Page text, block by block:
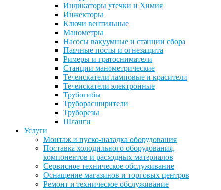
Индикаторы утечки и Химия
Инжекторы
Ключи вентильные
Манометры
Насосы вакуумные и станции сбора
Паячные посты и огнезащита
Римеры и гратосниматели
Станции манометрические
Течеискатели ламповые и красители
Течеискатели электронные
Трубогибы
Труборасширители
Труборезы
Шланги
Услуги
Монтаж и пуско-наладка оборудования
Поставка холодильного оборудования,
компонентов и расходных материалов
Сервисное техническое обслуживание
Оснащение магазинов и торговых центров
Ремонт и техническое обслуживание